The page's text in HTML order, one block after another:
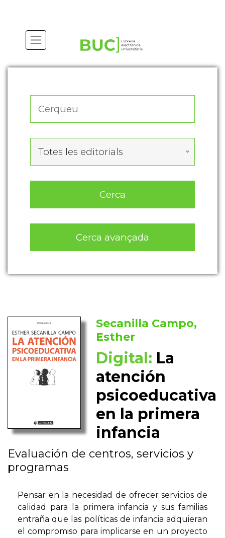
Totes les editorials
Cerca
Cerca avançada
Secanilla Campo,
Esther
Digital: La
atención
psicoeducativa
en la primera
infancia
Evaluación de centros, servicios y
programas
Pensar en la necesidad de ofrecer servicios de
calidad para la primera infancia y sus familias
entraña que las políticas de infancia adquieran
el compromiso para implicarse en un proyecto